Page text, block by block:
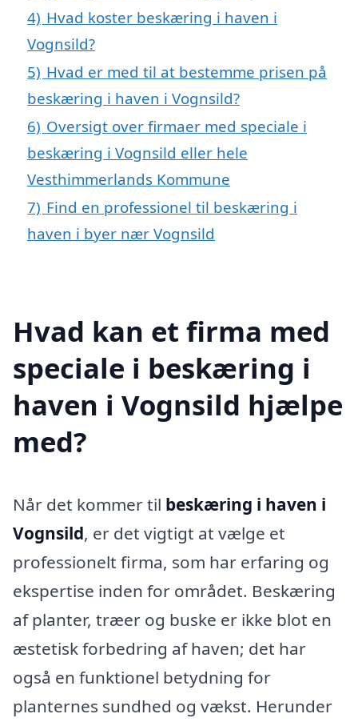
4) Hvad koster beskæring i haven i
Vognsild?
5) Hvad er med til at bestemme prisen på
beskæring i haven i Vognsild?
6) Oversigt over firmaer med speciale i
beskæring i Vognsild eller hele
Vesthimmerlands Kommune
7) Find en professionel til beskæring i
haven i byer nær Vognsild
Hvad kan et firma med
speciale i beskæring i
haven i Vognsild hjælpe
med?
Når det kommer til beskæring i haven i
Vognsild, er det vigtigt at vælge et
professionelt firma, som har erfaring og
ekspertise inden for området. Beskæring
af planter, træer og buske er ikke blot en
æstetisk forbedring af haven; det har
også en funktionel betydning for
planternes sundhed og vækst. Herunder